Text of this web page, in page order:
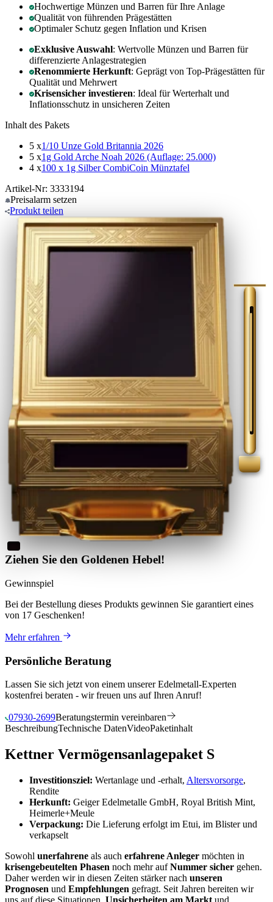
Hochwertige Münzen und Barren für Ihre Anlage
Qualität von führenden Prägestätten
Optimaler Schutz gegen Inflation und Krisen
Exklusive Auswahl: Wertvolle Münzen und Barren für
differenzierte Anlagestrategien
Renommierte Herkunft: Geprägt von Top-Prägestätten für
Qualität und Mehrwert
Krisensicher investieren: Ideal für Werterhalt und
Inflationsschutz in unsicheren Zeiten
Inhalt des Pakets
5 x1/10 Unze Gold Britannia 2026
5 x1g Gold Arche Noah 2026 (Auflage: 25.000)
4 x100 x 1g Silber CombiCoin Münztafel
Artikel-Nr: 3333194
Preisalarm setzen
Produkt teilen
Ziehen Sie den Goldenen Hebel!
Gewinnspiel
Bei der Bestellung dieses Produkts gewinnen Sie garantiert eines
von 17 Geschenken!
Mehr erfahren
Persönliche Beratung
Lassen Sie sich jetzt von einem unserer Edelmetall-Experten
kostenfrei beraten - wir freuen uns auf Ihren Anruf!
07930-2699Beratungstermin vereinbaren
BeschreibungTechnische DatenVideoPaketinhalt
Kettner Vermögensanlagepaket S
Investitionsziel: Wertanlage und -erhalt, Altersvorsorge,
Rendite
Herkunft: Geiger Edelmetalle GmbH, Royal British Mint,
Heimerle+Meule
Verpackung: Die Lieferung erfolgt im Etui, im Blister und
verkapselt
Sowohl unerfahrene als auch erfahrene Anleger möchten in
krisengebeutelten Phasen noch mehr aufNummer sicher gehen.
Daher werden wir in diesen Zeiten stärker nach unseren
Prognosen und Empfehlungen gefragt. Seit Jahren bereiten wir